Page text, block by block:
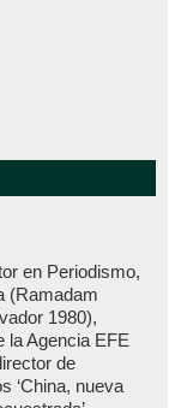
en Periodismo,
(Ramadam
1980),
la Agencia EFE
de
‘China, nueva